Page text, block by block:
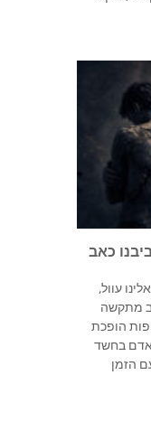
כאב
עוול,
מתקשה
הופכת
בחשד
הזמן